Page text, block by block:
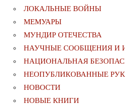
ЛОКАЛЬНЫЕ ВОЙНЫ
МЕМУАРЫ
МУНДИР ОТЕЧЕСТВА
НАУЧНЫЕ СООБЩЕНИЯ И
НАЦИОНАЛЬНАЯ
НЕОПУБЛИКОВАННЫЕ
НОВОСТИ
НОВЫЕ КНИГИ